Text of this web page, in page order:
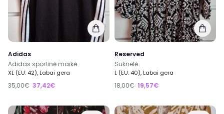
Adidas
Adidas sportinė maikė
XL (EU: 42), Labai gera
35,00€ 37,42€
Reserved
Suknelė
L (EU: 40), Labai gera
18,00€ 19,57€